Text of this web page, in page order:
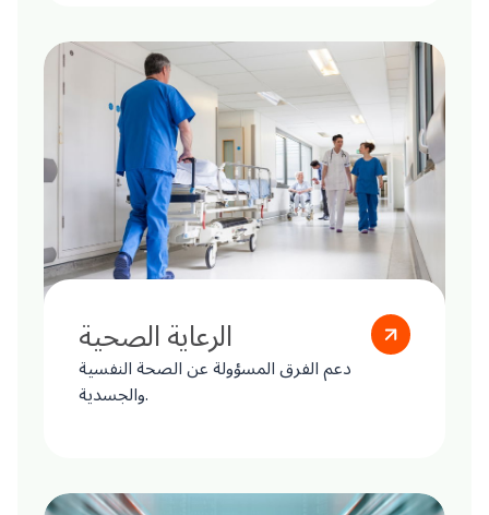
الرعاية الصحية
دعم الفرق المسؤولة عن الصحة النفسية
والجسدية.